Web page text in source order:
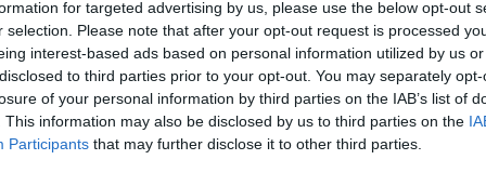
for targeted advertising by us, please use the below opt-out
selection. Please note that after your opt-out request is processed
interest-based ads based on personal information utilized by us
to third parties prior to your opt-out. You may separately
of your personal information by third parties on the IAB’s list of
This information may also be disclosed by us to third parties on the
Participants that may further disclose it to other third parties.
Perché solo a Salerno un settore è
per lo stesso impiegano così tanto
di mancanza di tornelli:
mancanza di rispetto verso i tifosi della
piazza che dopo anni ed anni si
curva nord sia ancora chiusa ai tifosi